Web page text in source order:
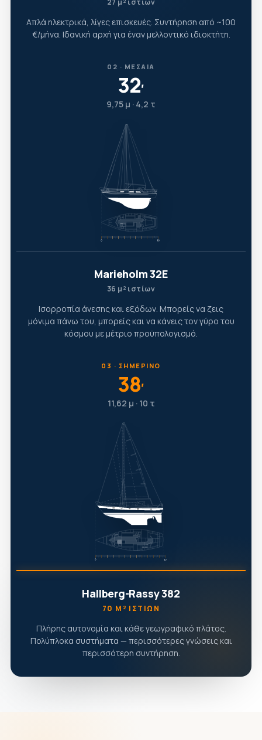
27 μ² ιστίων
Απλά ηλεκτρικά, λίγες επισκευές. Συντήρηση από ~100
€/μήνα. Ιδανική αρχή για έναν μελλοντικό ιδιοκτήτη.
02 · ΜΕΣΑΊΑ
32′
9,75 μ · 4,2 τ
Marieholm 32E
36 μ² ιστίων
Ισορροπία άνεσης και εξόδων. Μπορείς να ζεις
μόνιμα πάνω του, μπορείς και να κάνεις τον γύρο του
κόσμου με μέτριο προϋπολογισμό.
03 · ΣΗΜΕΡΙΝΌ
38′
11,62 μ · 10 τ
Hallberg-Rassy 382
70 Μ² ΙΣΤΊΩΝ
Πλήρης αυτονομία και κάθε γεωγραφικό πλάτος.
Πολύπλοκα συστήματα — περισσότερες γνώσεις και
περισσότερη συντήρηση.